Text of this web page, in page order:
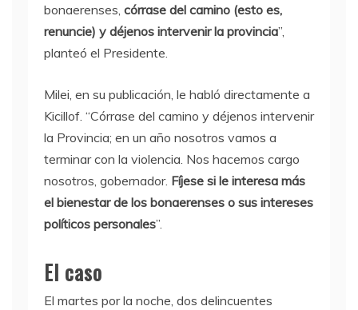
bonaerenses, córrase del camino (esto es,
renuncie) y déjenos intervenir la provincia”,
planteó el Presidente.
Milei, en su publicación, le habló directamente a
Kicillof. “Córrase del camino y déjenos intervenir
la Provincia; en un año nosotros vamos a
terminar con la violencia. Nos hacemos cargo
nosotros, gobernador. Fíjese si le interesa más
el bienestar de los bonaerenses o sus intereses
políticos personales”.
El caso
El martes por la noche, dos delincuentes